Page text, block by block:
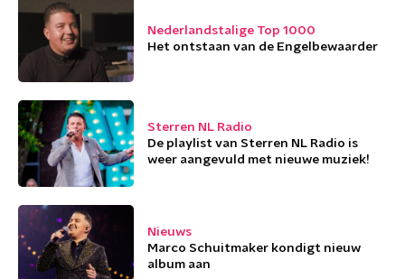
Nederlandstalige Top 1000
Het ontstaan van de Engelbewaarder
Sterren NL Radio
De playlist van Sterren NL Radio is
weer aangevuld met nieuwe muziek!
Nieuws
Marco Schuitmaker kondigt nieuw
album aan